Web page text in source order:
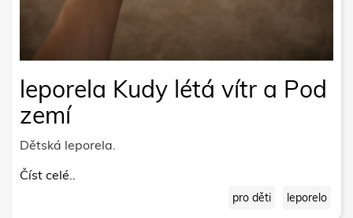
leporela Kudy létá vítr a Pod
zemí
Dětská leporela.
Číst celé..
pro děti leporelo